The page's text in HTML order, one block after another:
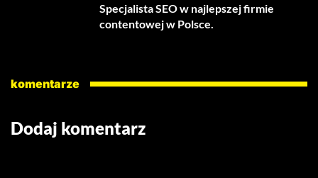
Specjalista SEO w najlepszej firmie
contentowej w Polsce.
komentarze
Dodaj komentarz